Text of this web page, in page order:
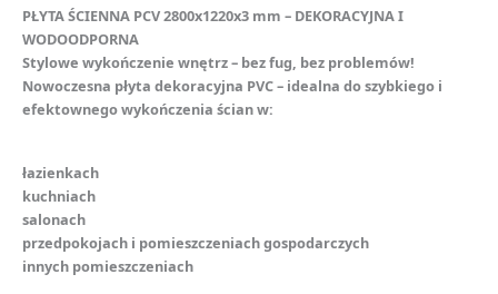
PŁYTA ŚCIENNA PCV 2800x1220x3 mm – DEKORACYJNA I
WODOODPORNA
Stylowe wykończenie wnętrz – bez fug, bez problemów!
Nowoczesna płyta dekoracyjna PVC – idealna do szybkiego i
efektownego wykończenia ścian w:
łazienkach
kuchniach
️salonach
przedpokojach i pomieszczeniach gospodarczych
innych pomieszczeniach